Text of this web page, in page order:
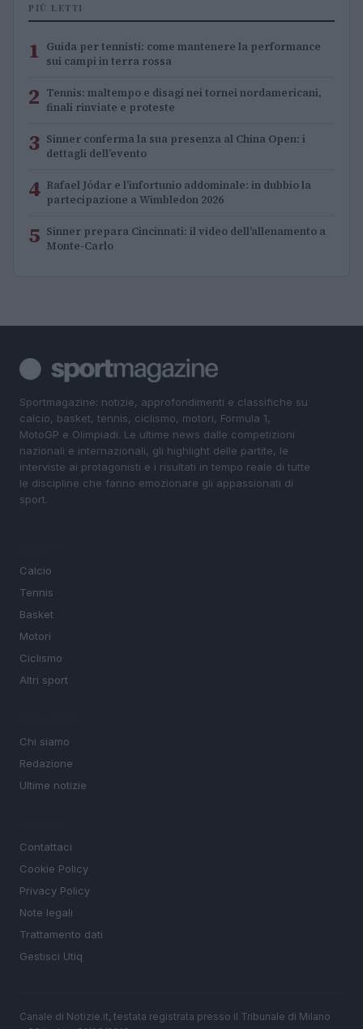
PIÙ LETTI
1 Guida per tennisti: come mantenere la performance
sui campi in terra rossa
2 Tennis: maltempo e disagi nei tornei nordamericani,
finali rinviate e proteste
3 Sinner conferma la sua presenza al China Open: i
dettagli dell’evento
4 Rafael Jódar e l’infortunio addominale: in dubbio la
partecipazione a Wimbledon 2026
5 Sinner prepara Cincinnati: il video dell’allenamento a
Monte-Carlo
Sportmagazine: notizie, approfondimenti e classifiche su
calcio, basket, tennis, ciclismo, motori, Formula 1,
MotoGP e Olimpiadi. Le ultime news dalle competizioni
nazionali e internazionali, gli highlight delle partite, le
interviste ai protagonisti e i risultati in tempo reale di tutte
le discipline che fanno emozionare gli appassionati di
sport.
Calcio
Tennis
Basket
Motori
Ciclismo
Altri sport
Chi siamo
Redazione
Ultime notizie
Contattaci
Cookie Policy
Privacy Policy
Note legali
Trattamento dati
Gestisci Utiq
Canale di Notizie.it, testata registrata presso il Tribunale di Milano